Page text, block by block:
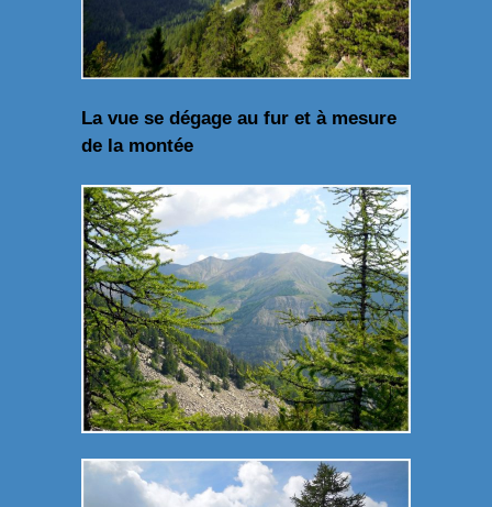
La vue se dégage au fur et à mesure
de la montée